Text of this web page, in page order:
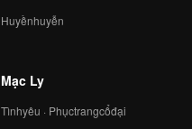
Huyềnhuyễn
Mạc Ly
Tìnhyêu · Phụctrangcổđại